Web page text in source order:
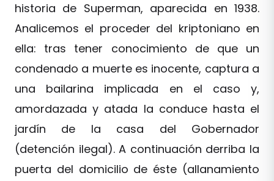
historia de Superman, aparecida en 1938.
Analicemos el proceder del kriptoniano en
ella: tras tener conocimiento de que un
condenado a muerte es inocente, captura a
una bailarina implicada en el caso y,
amordazada y atada la conduce hasta el
jardín de la casa del Gobernador
(detención ilegal). A continuación derriba la
puerta del domicilio de éste (allanamiento